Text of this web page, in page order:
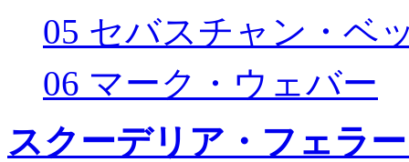
05 セバスチャン・ベ
06 マーク・ウェバー
スクーデリア・フェラ